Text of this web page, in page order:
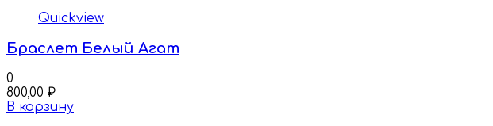
Quickview
Браслет Белый Агат
0
800,00 ₽
В корзину